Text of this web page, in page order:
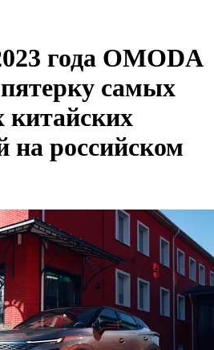
года OMODA
самых
на российском